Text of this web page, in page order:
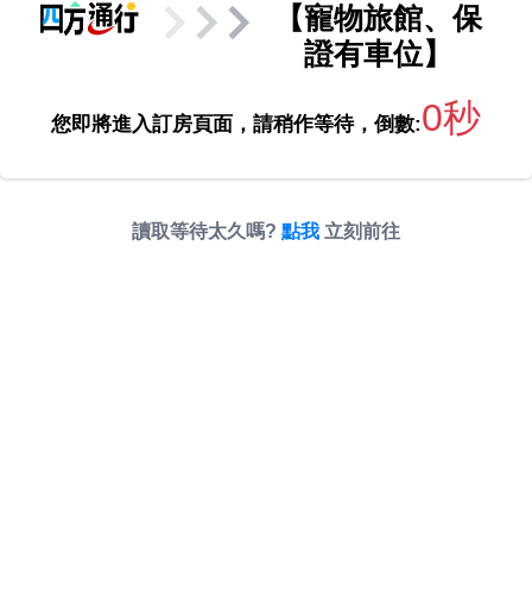
【寵物旅館、保
證有車位】
您即將進入訂房頁面，請稍作等待，倒數:0秒
讀取等待太久嗎? 點我 立刻前往